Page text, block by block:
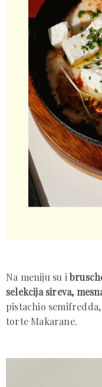
Na meniju su i
selekcija sireva,
pistachio semifredda,
torte Makarane.